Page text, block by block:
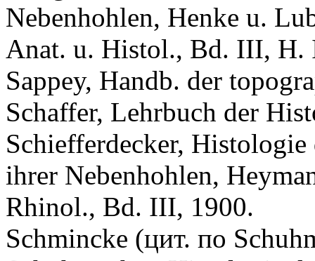
Nebenhohlen, Henke u.
Anat. u. Histol., Bd. III, H.
Sappey, Handb. der
Schaffer, Lehrbuch der
Schiefferdecker,
ihrer Nebenhohlen,
Rhinol., Bd. III, 1900.
Schmincke (цит. по